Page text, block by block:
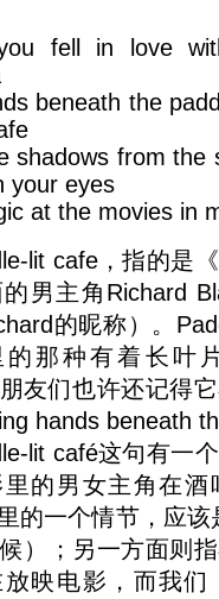
fell in love
beneath the
shadows from the
your eyes
at the movies in
lit cafe，指的是
男主角Richard
的昵称）。
的那种有着长叶
朋友们也许还记得
hands beneath
lit café这句有一
的男女主角在酒
的一个情节，应
）；另一方面则
映电影，而我们